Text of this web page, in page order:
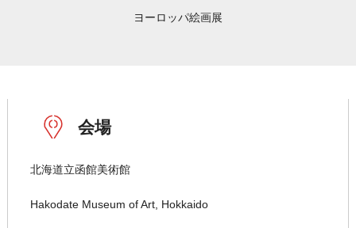
ヨーロッパ絵画展
会場
北海道立函館美術館
Hakodate Museum of Art, Hokkaido